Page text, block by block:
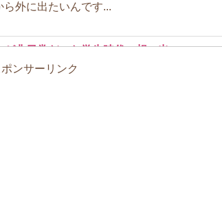
ら外に出たいんです...
が非日常だった学生時代の想い出
たり食事をしたり、買い物や遊びに行けばも
ポンサーリンク